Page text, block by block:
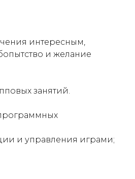
интересным,
и желание
занятий.
и управления играми;